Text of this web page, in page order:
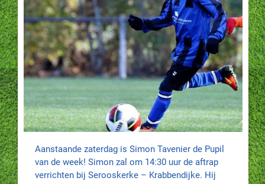
Aanstaande zaterdag is Simon Tavenier de Pupil
van de week! Simon zal om 14:30 uur de aftrap
verrichten bij Serooskerke – Krabbendijke. Hij